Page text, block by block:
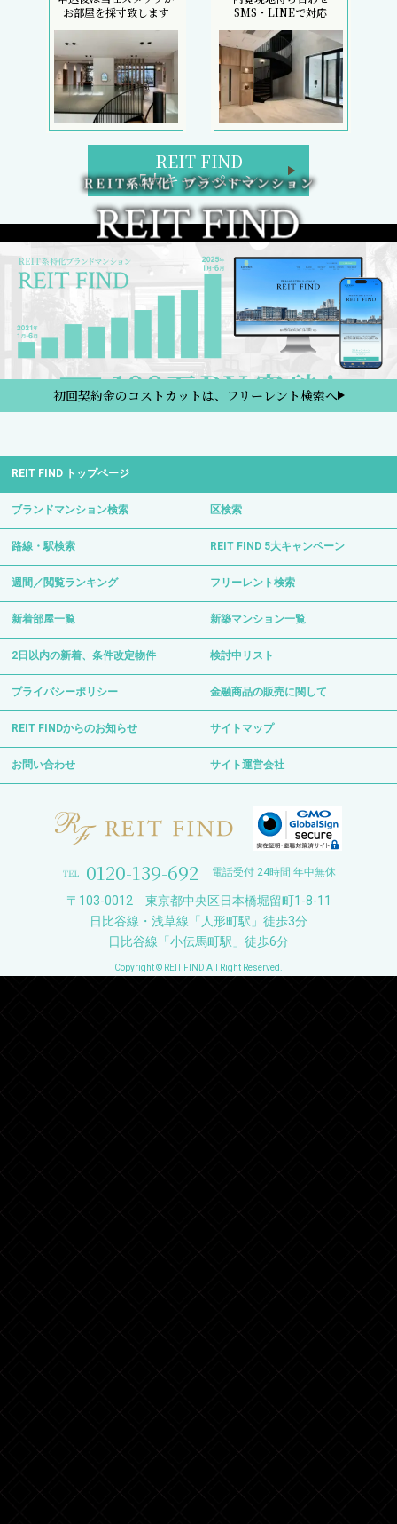
お部屋を採寸致します
SMS・LINEで対応
REIT FIND
5大キャンペーン
初回契約金のコストカットは、フリーレント検索へ
REIT FIND トップページ
ブランドマンション検索 区検索
路線・駅検索 REIT FIND 5大キャンペーン
週間／閲覧ランキング フリーレント検索
新着部屋一覧 新築マンション一覧
2日以内の新着、条件改定物件 検討中リスト
プライバシーポリシー 金融商品の販売に関して
REIT FINDからのお知らせ サイトマップ
お問い合わせ サイト運営会社
0120-139-692 電話受付 24時間 年中無休
〒103-0012 東京都中央区日本橋堀留町1-8-11
日比谷線・浅草線「人形町駅」徒歩3分
日比谷線「小伝馬町駅」徒歩6分
Copyright © REIT FIND All Right Reserved.